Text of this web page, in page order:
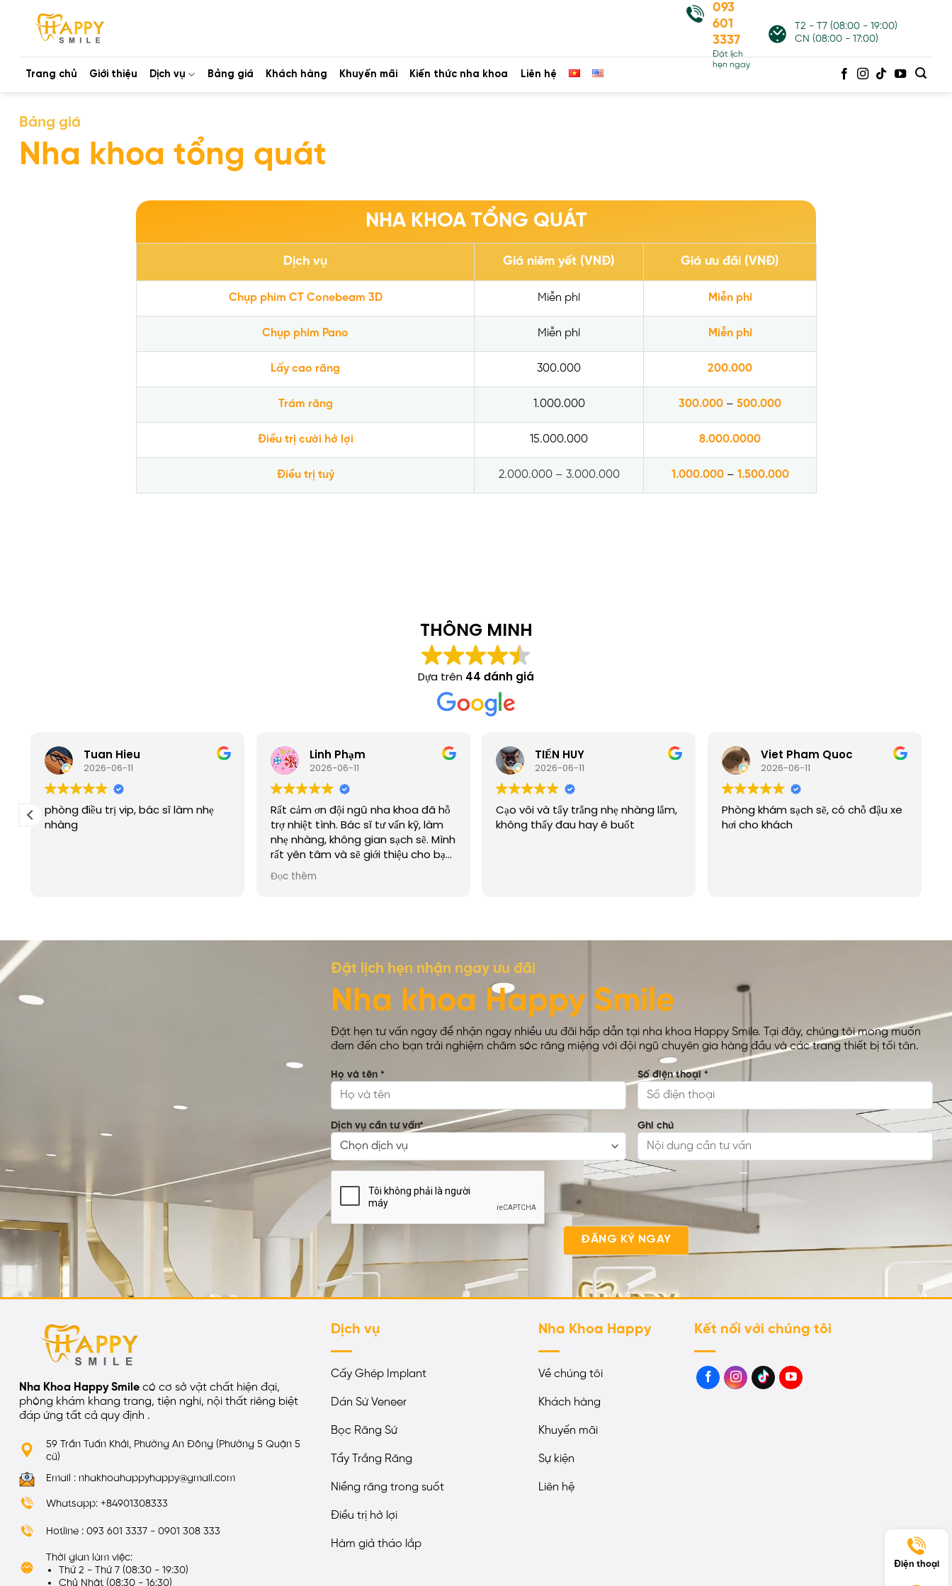
093
601
3337
Đặt lịch
hẹn ngay
T2 - T7 (08:00 - 19:00)
CN (08:00 - 17:00)
Trang chủ Giới thiệu Dịch vụ Bảng giá Khách hàng Khuyến mãi Kiến thức nha khoa Liên hệ
Bảng giá
Nha khoa tổng quát
NHA KHOA TỔNG QUÁT
Dịch vụ Giá niêm yết (VNĐ) Giá ưu đãi (VNĐ)
Chụp phim CT Conebeam 3D Miễn phí Miễn phí
Chụp phim Pano Miễn phí Miễn phí
Lấy cao răng 300.000 200.000
Trám răng 1.000.000 300.000 – 500.000
Điều trị cười hở lợi 15.000.000 8.000.0000
Điều trị tuỷ 2.000.000 – 3.000.000 1.000.000– 1.500.000
THÔNG MINH
Dựa trên 44 đánh giá
Tuan Hieu
2026-06-11
phòng điều trị vip, bác sĩ làm nhẹ
nhàng
Linh Phạm
2026-06-11
Rất cảm ơn đội ngũ nha khoa đã hỗ
trợ nhiệt tình. Bác sĩ tư vấn kỹ, làm
nhẹ nhàng, không gian sạch sẽ. Mình
rất yên tâm và sẽ giới thiệu cho bạn
bè.
Đọc thêm
TIẾN HUY
2026-06-11
Cạo vôi và tẩy trắng nhẹ nhàng lắm,
không thấy đau hay ê buốt
Viet Pham Quoc
2026-06-11
Phòng khám sạch sẽ, có chỗ đậu xe
hơi cho khách
Đặt lịch hẹn nhận ngay ưu đãi
Nha khoa Happy Smile
Đặt hẹn tư vấn ngay để nhận ngay nhiều ưu đãi hấp dẫn tại nha khoa Happy Smile. Tại đây, chúng tôi mong muốn
đem đến cho bạn trải nghiệm chăm sóc răng miệng với đội ngũ chuyên gia hàng đầu và các trang thiết bị tối tân.
Họ và tên * Số điện thoại *
Dịch vụ cần tư vấn* Ghi chú
Nha Khoa Happy Smile có cơ sở vật chất hiện đại,
phòng khám khang trang, tiện nghi, nội thất riêng biệt
đáp ứng tất cả quy định .
59 Trần Tuấn Khải, Phường An Đông (Phường 5 Quận 5
cũ)
Email : nhakhoahappyhappy@gmail.com
Whatsapp: +84901308333
Hotline : 093 601 3337 - 0901 308 333
Thời gian làm việc:
Thứ 2 - Thứ 7 (08:30 - 19:30)
Chủ Nhật (08:30 - 16:30)
Dịch vụ
Cấy Ghép Implant
Dán Sứ Veneer
Bọc Răng Sứ
Tẩy Trắng Răng
Niềng răng trong suốt
Điều trị hở lợi
Hàm giả tháo lắp
Nha Khoa Happy
Về chúng tôi
Khách hàng
Khuyến mãi
Sự kiện
Liên hệ
Kết nối với chúng tôi
Điện thoại